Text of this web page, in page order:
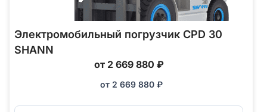
Электромобильный погрузчик CPD 30
SHANN
от 2 669 880 ₽
от 2 669 880 ₽